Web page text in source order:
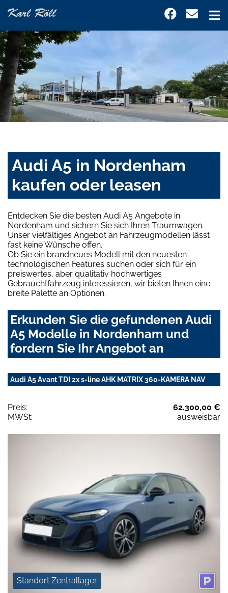
Audi A5 in Nordenham
kaufen oder leasen
Entdecken Sie die besten Audi A5 Angebote in
Nordenham und sichern Sie sich Ihren Traumwagen.
Unser vielfältiges Angebot an Fahrzeugmodellen lässt
fast keine Wünsche offen.
Ob Sie ein brandneues Modell mit den neuesten
technologischen Features suchen oder sich für ein
preiswertes, aber qualitativ hochwertiges
Gebrauchtfahrzeug interessieren, wir bieten Ihnen eine
breite Palette an Optionen.
Erkunden Sie die gefundenen Audi
A5 Modelle in Nordenham und
fordern Sie Ihr Angebot an
Audi A5 Avant TDI 2x s-line AHK MATRIX 360-KAMERA NAV
Preis:
62.300,00 €
MWSt:
ausweisbar
Standort Zentrallager